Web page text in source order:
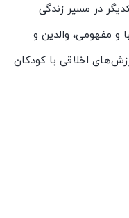
در مسیر زندگی
و مفهومی، والدین و
اخلاقی با کودکان